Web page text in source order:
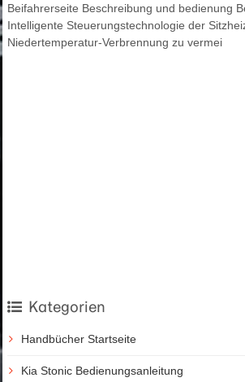
Beifahrerseite Beschreibung und bedienung
Intelligente Steuerungstechnologie der
Niedertemperatur-Verbrennung zu vermei
Kategorien
Handbücher Startseite
Kia Stonic Bedienungsanleitung